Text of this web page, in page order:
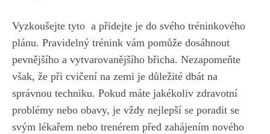
Vyzkoušejte tyto ⁢ a přidejte ​je do ​svého tréninkového
⁤plánu. ​Pravidelný ⁣trénink vám pomůže dosáhnout
pevnějšího a⁣ vytvarovanějšího břicha. Nezapomeňte
však, že při cvičení ⁤na zemi je ⁢důležité dbát na
správnou techniku. Pokud máte jakékoliv zdravotní
‌problémy nebo obavy, je vždy nejlepší se poradit se
svým ⁤lékařem nebo trenérem‌ před zahájením nového